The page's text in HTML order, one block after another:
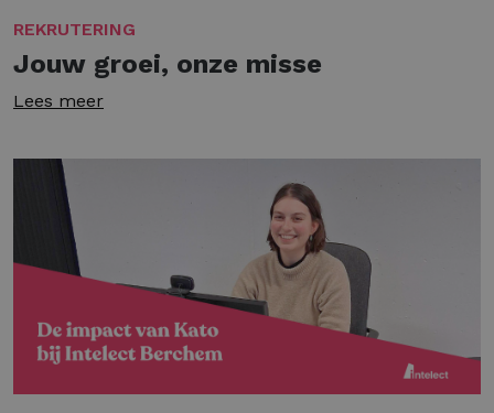
REKRUTERING
Jouw groei, onze misse
Lees meer